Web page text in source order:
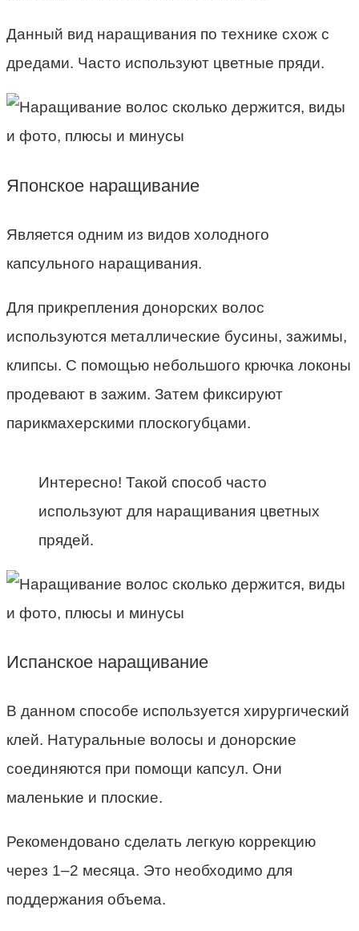
Данный вид наращивания по технике схож с
дредами. Часто используют цветные пряди.
Японское наращивание
Является одним из видов холодного
капсульного наращивания.
Для прикрепления донорских волос
используются металлические бусины, зажимы,
клипсы. С помощью небольшого крючка локоны
продевают в зажим. Затем фиксируют
парикмахерскими плоскогубцами.
Интересно! Такой способ часто
используют для наращивания цветных
прядей.
Испанское наращивание
В данном способе используется хирургический
клей. Натуральные волосы и донорские
соединяются при помощи капсул. Они
маленькие и плоские.
Рекомендовано сделать легкую коррекцию
через 1–2 месяца. Это необходимо для
поддержания объема.